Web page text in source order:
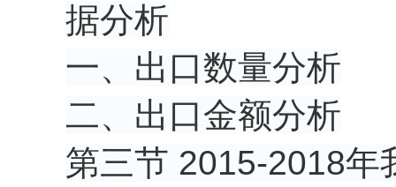
据分析
一、出口数量分析
二、出口金额分析
第三节 2015-2018年